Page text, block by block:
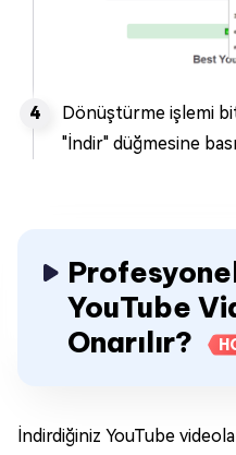
Dönüştürme işlemi
"İndir" düğmesine
YouTube
Onarılır?
İndirdiğiniz YouTube